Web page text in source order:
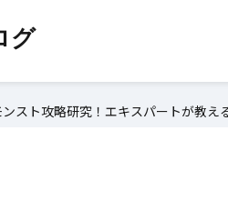
グ
ンスト攻略研究！エキスパートが教え